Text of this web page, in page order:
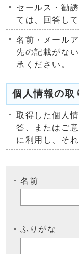
セールス・勧
ては、回答し
名前・メール
先の記載がな
承ください。
個人情報の取
取得した個人
答、またはご
に利用し、そ
名前
ふりがな